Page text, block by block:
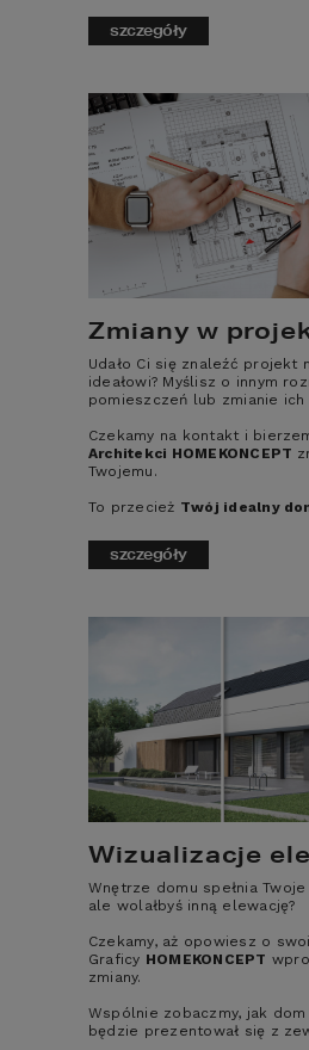
szczegóły
Zmiany w
Udało Ci się znaleźć projekt
ideałowi? Myślisz o innym
pomieszczeń lub zmianie ich
Czekamy na kontakt i
Architekci HOMEKONCEPT
Twojemu.
To przecież Twój idealny
szczegóły
Wizualizacje
Wnętrze domu spełnia
ale wolałbyś inną elewację?
Czekamy, aż opowiesz o
Graficy HOMEKONCEPT
zmiany.
Wspólnie zobaczmy, jak dom
będzie prezentował się z
Płaski
Wielospadowy
liczba sypialni
1
liczba łazienek
1
2
3+
Antresola
Spiżarnia
Sauna
Pralnia
Zadaszony taras
Kominek
Pomieszczenie
Master bedroom
Poddasze do adaptacji